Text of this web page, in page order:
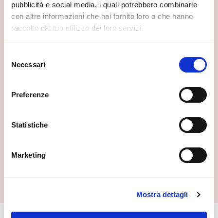
pubblicità e social media, i quali potrebbero combinarle
con altre informazioni che hai fornito loro o che hanno
raccolto dal tuo utilizzo dei loro servizi.
delNecessari
Preferenze
Statistiche
Marketing
Mostra dettagli
Palazzo Malacrida